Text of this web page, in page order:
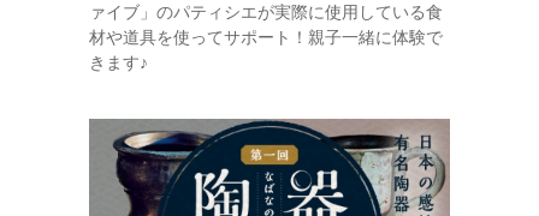
ァイブ」のパティシエが実際に使用している食
材や道具を使ってサポート！親子一緒に体験で
きます♪